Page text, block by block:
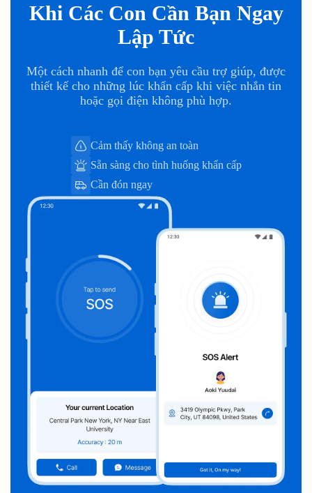
Khi Các Con Cần Bạn Ngay
Lập Tức
Một cách nhanh để con bạn yêu cầu trợ giúp, được
thiết kế cho những lúc khẩn cấp khi việc nhắn tin
hoặc gọi điện không phù hợp.
Cảm thấy không an toàn
Sẵn sàng cho tình huống khẩn cấp
Cần đón ngay